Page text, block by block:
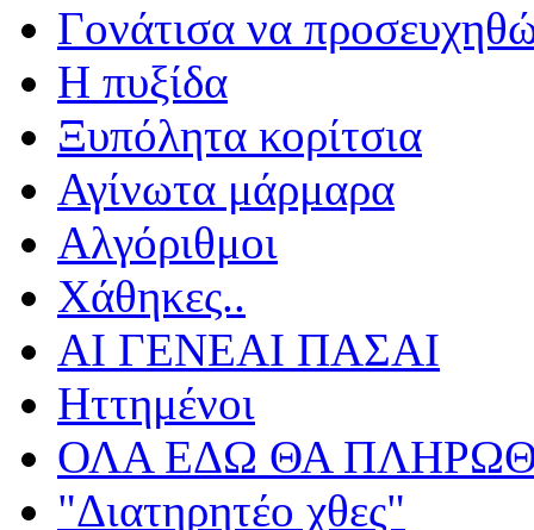
Γονάτισα να
Η πυξίδα
Ξυπόλητα κορίτσια
Αγίνωτα μάρμαρα
Αλγόριθμοι
Χάθηκες..
ΑΙ ΓΕΝΕΑΙ ΠΑΣΑΙ
Ηττημένοι
ΟΛΑ ΕΔΩ ΘΑ
"Διατηρητέο χθες"